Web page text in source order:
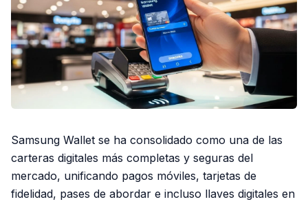
Samsung Wallet se ha consolidado como una de las
carteras digitales más completas y seguras del
mercado, unificando pagos móviles, tarjetas de
fidelidad, pases de abordar e incluso llaves digitales en